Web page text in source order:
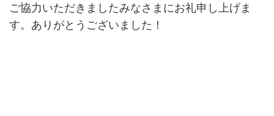
ご協力いただきましたみなさまにお礼申し上げま
す。ありがとうございました！